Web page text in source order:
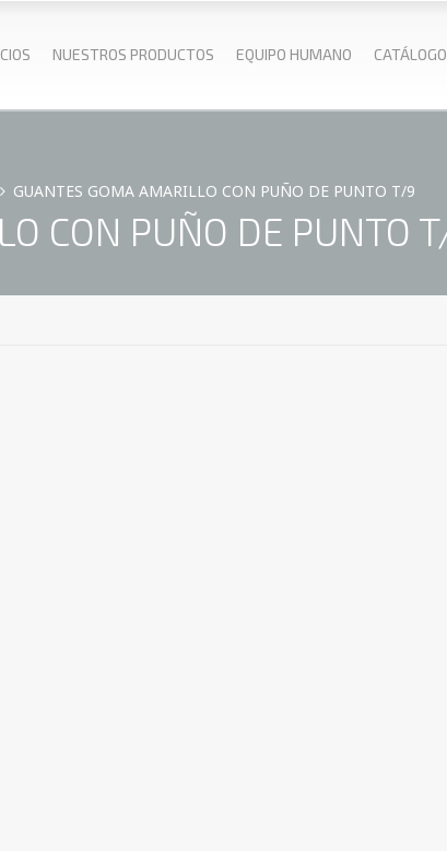
NUESTROS PRODUCTOS EQUIPO HUMANO CATÁLOGO
GUANTES GOMA AMARILLO CON PUÑO DE PUNTO T/9
CON PUÑO DE PUNTO